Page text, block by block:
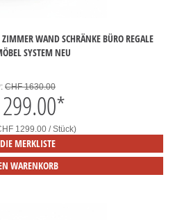
WAND SCHRÄNKE BÜRO REGALE
SYSTEM NEU
CHF 1630.00
*
1299.00 / Stück)
MERKLISTE
WARENKORB